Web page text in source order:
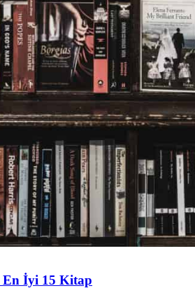
En İyi 15 Kitap